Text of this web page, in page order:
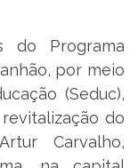
do Programa
por meio
(Seduc),
do
Carvalho,